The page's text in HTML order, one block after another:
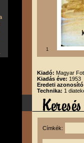
1
Kiadó: Magyar
Kiadás éve: 1953
Eredeti
Technika: 1
Címkék: